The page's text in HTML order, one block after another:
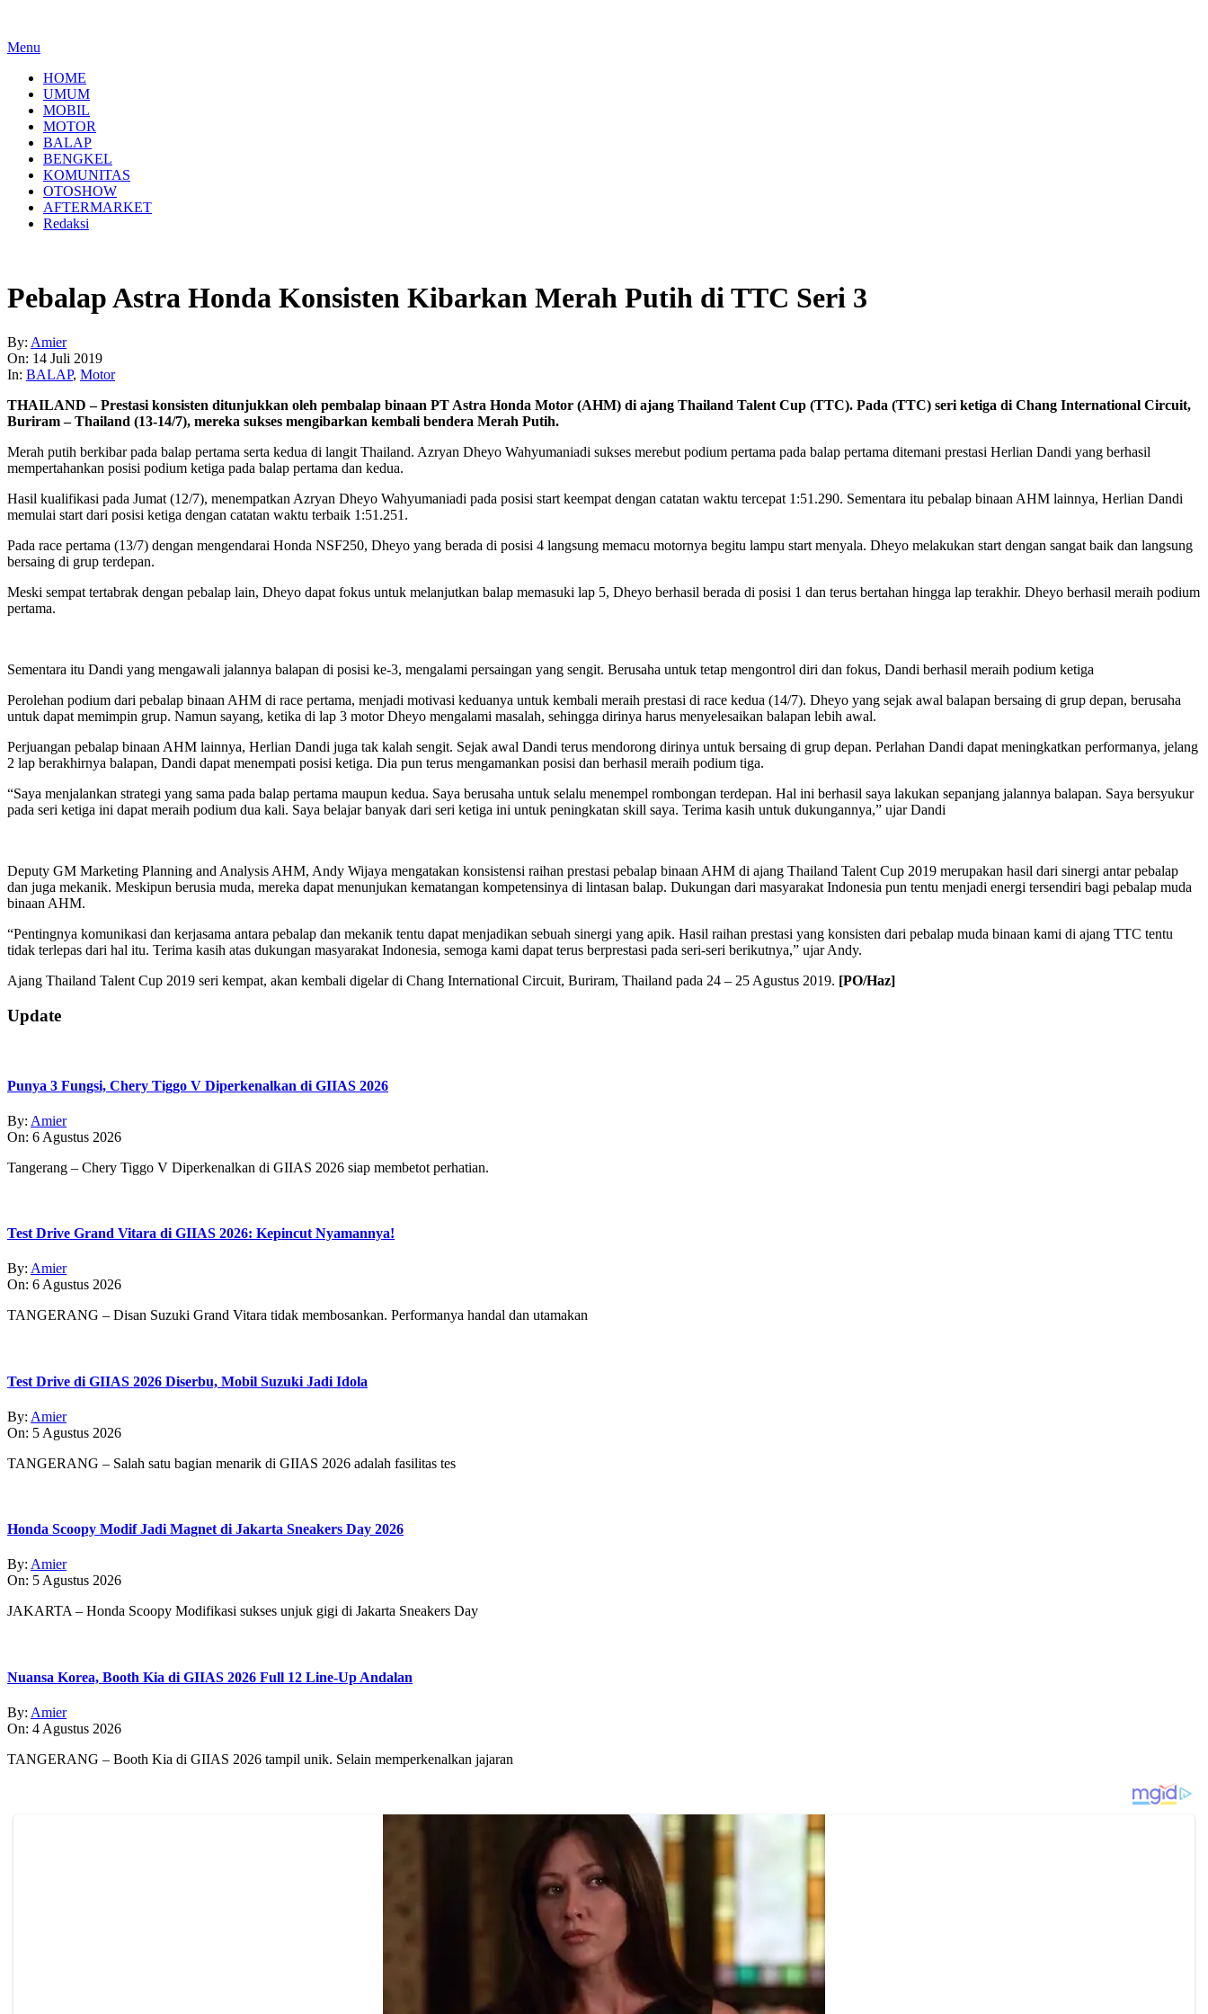
Menu
HOME
UMUM
MOBIL
MOTOR
BALAP
BENGKEL
KOMUNITAS
OTOSHOW
AFTERMARKET
Redaksi
Pebalap Astra Honda Konsisten Kibarkan Merah Putih di TTC Seri 3
By: Amier
On: 14 Juli 2019
In: BALAP, Motor
THAILAND – Prestasi konsisten ditunjukkan oleh pembalap binaan PT Astra Honda Motor (AHM) di ajang Thailand Talent Cup (TTC). Pada (TTC) seri ketiga di Chang International Circuit,
Buriram – Thailand (13-14/7), mereka sukses mengibarkan kembali bendera Merah Putih.
Merah putih berkibar pada balap pertama serta kedua di langit Thailand. Azryan Dheyo Wahyumaniadi sukses merebut podium pertama pada balap pertama ditemani prestasi Herlian Dandi yang berhasil
mempertahankan posisi podium ketiga pada balap pertama dan kedua.
Hasil kualifikasi pada Jumat (12/7), menempatkan Azryan Dheyo Wahyumaniadi pada posisi start keempat dengan catatan waktu tercepat 1:51.290. Sementara itu pebalap binaan AHM lainnya, Herlian Dandi
memulai start dari posisi ketiga dengan catatan waktu terbaik 1:51.251.
Pada race pertama (13/7) dengan mengendarai Honda NSF250, Dheyo yang berada di posisi 4 langsung memacu motornya begitu lampu start menyala. Dheyo melakukan start dengan sangat baik dan langsung
bersaing di grup terdepan.
Meski sempat tertabrak dengan pebalap lain, Dheyo dapat fokus untuk melanjutkan balap memasuki lap 5, Dheyo berhasil berada di posisi 1 dan terus bertahan hingga lap terakhir. Dheyo berhasil meraih podium
pertama.
Sementara itu Dandi yang mengawali jalannya balapan di posisi ke-3, mengalami persaingan yang sengit. Berusaha untuk tetap mengontrol diri dan fokus, Dandi berhasil meraih podium ketiga
Perolehan podium dari pebalap binaan AHM di race pertama, menjadi motivasi keduanya untuk kembali meraih prestasi di race kedua (14/7). Dheyo yang sejak awal balapan bersaing di grup depan, berusaha
untuk dapat memimpin grup. Namun sayang, ketika di lap 3 motor Dheyo mengalami masalah, sehingga dirinya harus menyelesaikan balapan lebih awal.
Perjuangan pebalap binaan AHM lainnya, Herlian Dandi juga tak kalah sengit. Sejak awal Dandi terus mendorong dirinya untuk bersaing di grup depan. Perlahan Dandi dapat meningkatkan performanya, jelang
2 lap berakhirnya balapan, Dandi dapat menempati posisi ketiga. Dia pun terus mengamankan posisi dan berhasil meraih podium tiga.
“Saya menjalankan strategi yang sama pada balap pertama maupun kedua. Saya berusaha untuk selalu menempel rombongan terdepan. Hal ini berhasil saya lakukan sepanjang jalannya balapan. Saya bersyukur
pada seri ketiga ini dapat meraih podium dua kali. Saya belajar banyak dari seri ketiga ini untuk peningkatan skill saya. Terima kasih untuk dukungannya,” ujar Dandi
Deputy GM Marketing Planning and Analysis AHM, Andy Wijaya mengatakan konsistensi raihan prestasi pebalap binaan AHM di ajang Thailand Talent Cup 2019 merupakan hasil dari sinergi antar pebalap
dan juga mekanik. Meskipun berusia muda, mereka dapat menunjukan kematangan kompetensinya di lintasan balap. Dukungan dari masyarakat Indonesia pun tentu menjadi energi tersendiri bagi pebalap muda
binaan AHM.
“Pentingnya komunikasi dan kerjasama antara pebalap dan mekanik tentu dapat menjadikan sebuah sinergi yang apik. Hasil raihan prestasi yang konsisten dari pebalap muda binaan kami di ajang TTC tentu
tidak terlepas dari hal itu. Terima kasih atas dukungan masyarakat Indonesia, semoga kami dapat terus berprestasi pada seri-seri berikutnya,” ujar Andy.
Ajang Thailand Talent Cup 2019 seri kempat, akan kembali digelar di Chang International Circuit, Buriram, Thailand pada 24 – 25 Agustus 2019. [PO/Haz]
2019-
07-
Update
Punya 3 Fungsi, Chery Tiggo V Diperkenalkan di GIIAS 2026
By: Amier
On: 6 Agustus 2026
Tangerang – Chery Tiggo V Diperkenalkan di GIIAS 2026 siap membetot perhatian.
Test Drive Grand Vitara di GIIAS 2026: Kepincut Nyamannya!
By: Amier
On: 6 Agustus 2026
TANGERANG – Disan Suzuki Grand Vitara tidak membosankan. Performanya handal dan utamakan
Test Drive di GIIAS 2026 Diserbu, Mobil Suzuki Jadi Idola
By: Amier
On: 5 Agustus 2026
TANGERANG – Salah satu bagian menarik di GIIAS 2026 adalah fasilitas tes
Honda Scoopy Modif Jadi Magnet di Jakarta Sneakers Day 2026
By: Amier
On: 5 Agustus 2026
JAKARTA – Honda Scoopy Modifikasi sukses unjuk gigi di Jakarta Sneakers Day
Nuansa Korea, Booth Kia di GIIAS 2026 Full 12 Line-Up Andalan
By: Amier
On: 4 Agustus 2026
TANGERANG – Booth Kia di GIIAS 2026 tampil unik. Selain memperkenalkan jajaran